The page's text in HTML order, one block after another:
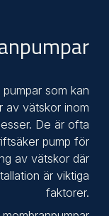
som kan
av vätskor inom
De är ofta
pump för
av vätskor där
är viktiga
faktorer.